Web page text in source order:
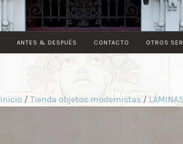
ANTES & DESPUÉS CONTACTO OTROS
Inicio / Tienda objetos modernistas / LÁMINAS